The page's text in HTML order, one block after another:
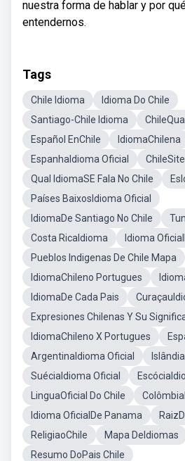
nuestra forma de hablar y por
entendernos.
Tags
Chile Idioma
Idioma Do Chile
Santiago-Chile Idioma
Español EnChile
IdiomaChilena
EspanhaIdioma Oficial
Qual IdiomaSE Fala No Chile
Países BaixosIdioma Oficial
IdiomaDe Santiago No Chile
Costa RicaIdioma
Idioma
Pueblos Indigenas De Chile Mapa
IdiomaChileno Portugues
IdiomaDe Cada Pais
Expresiones Chilenas Y Su
IdiomaChileno X Portugues
ArgentinaIdioma Oficial
SuéciaIdioma Oficial
LinguaOficial Do Chile
Idioma OficialDe Panama
ReligiaoChile
Mapa DeIdiomas
Resumo DoPais Chile